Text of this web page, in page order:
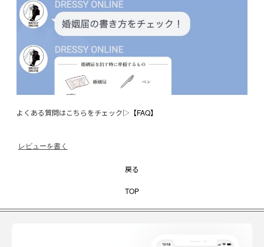
よくある質問はこちらをチェック▷ 【FAQ】
レビューを書く
戻る
TOP